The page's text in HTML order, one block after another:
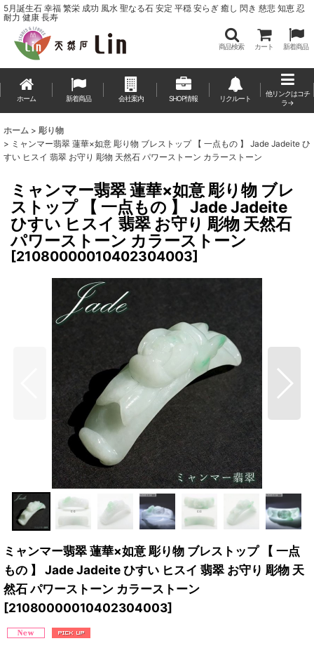
5月誕生石 幸福 繁栄 成功 風水 聖なる石 安定 平穏 安らぎ 癒し 閃き 慈悲 知恵 忍
耐力 健康 長寿
商品検索 カート 新着商品
ホーム 新着商品 会社案内 SHOP情報 リクルート
他リンクはコチ
ラ→
ホーム > 彫り物
> ミャンマー翡翠 蓮華×如意 彫り物 ブレストップ 【 一点もの 】 Jade Jadeite ひ
すい ヒスイ 翡翠 お守り 彫物 天然石 パワーストーン カラーストーン
ミャンマー翡翠 蓮華×如意 彫り物 ブレ
ストップ 【 一点もの 】 Jade Jadeite
ひすい ヒスイ 翡翠 お守り 彫物 天然石
パワーストーン カラーストーン
[21080000010402304003]
ミャンマー翡翠 蓮華×如意 彫り物 ブレストップ 【 一点
もの 】 Jade Jadeite ひすい ヒスイ 翡翠 お守り 彫物 天
然石 パワーストーン カラーストーン
[21080000010402304003]